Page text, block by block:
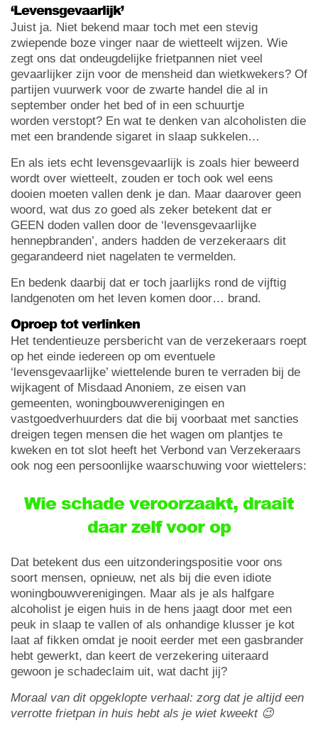
‘Levensgevaarlijk’
Juist ja. Niet bekend maar toch met een stevig
zwiepende boze vinger naar de wietteelt wijzen. Wie
zegt ons dat ondeugdelijke frietpannen niet veel
gevaarlijker zijn voor de mensheid dan wietkwekers? Of
partijen vuurwerk voor de zwarte handel die al in
september onder het bed of in een schuurtje
worden verstopt? En wat te denken van alcoholisten die
met een brandende sigaret in slaap sukkelen…
En als iets echt levensgevaarlijk is zoals hier beweerd
wordt over wietteelt, zouden er toch ook wel eens
dooien moeten vallen denk je dan. Maar daarover geen
woord, wat dus zo goed als zeker betekent dat er
GEEN doden vallen door de ‘levensgevaarlijke
hennepbranden’, anders hadden de verzekeraars dit
gegarandeerd niet nagelaten te vermelden.
En bedenk daarbij dat er toch jaarlijks rond de vijftig
landgenoten om het leven komen door… brand.
Oproep tot verlinken
Het tendentieuze persbericht van de verzekeraars roept
op het einde iedereen op om eventuele
‘levensgevaarlijke’ wiettelende buren te verraden bij de
wijkagent of Misdaad Anoniem, ze eisen van
gemeenten, woningbouwverenigingen en
vastgoedverhuurders dat die bij voorbaat met sancties
dreigen tegen mensen die het wagen om plantjes te
kweken en tot slot heeft het Verbond van Verzekeraars
ook nog een persoonlijke waarschuwing voor wiettelers:
Wie schade veroorzaakt, draait
daar zelf voor op
Dat betekent dus een uitzonderingspositie voor ons
soort mensen, opnieuw, net als bij die even idiote
woningbouwverenigingen. Maar als je als halfgare
alcoholist je eigen huis in de hens jaagt door met een
peuk in slaap te vallen of als onhandige klusser je kot
laat af fikken omdat je nooit eerder met een gasbrander
hebt gewerkt, dan keert de verzekering uiteraard
gewoon je schadeclaim uit, wat dacht jij?
Moraal van dit opgeklopte verhaal: zorg dat je altijd een
verrotte frietpan in huis hebt als je wiet kweekt 😉